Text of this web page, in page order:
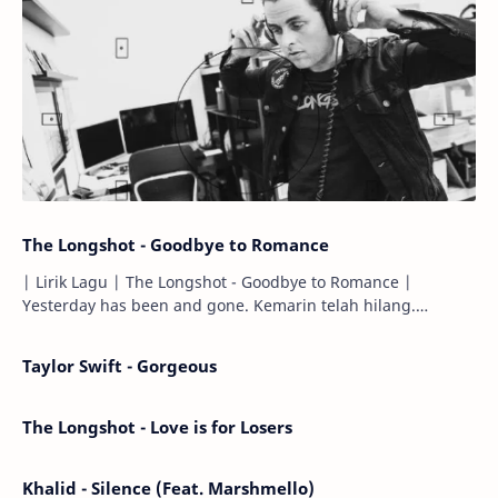
The Longshot - Goodbye to Romance
| Lirik Lagu | The Longshot - Goodbye to Romance |
Yesterday has been and gone. Kemarin telah hilang.
Taylor Swift - Gorgeous
The Longshot - Love is for Losers
Khalid - Silence (Feat. Marshmello)